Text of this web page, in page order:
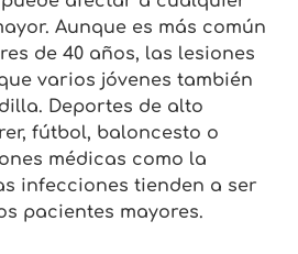
Aunque es más común
de 40 años, las lesiones
varios jóvenes también
Deportes de alto
fútbol, baloncesto o
médicas como la
infecciones tienden a ser
pacientes mayores.